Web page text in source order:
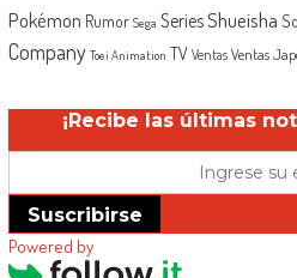
Pokémon Rumor Sega SeriesShueisha
Company Toei Animation TV Ventas Ventas
¡Recibe las últimas
Suscribirse
Powered by